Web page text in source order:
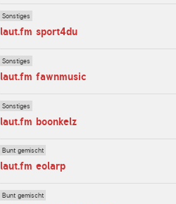
Sonstiges
laut.fm sport4du
Sonstiges
laut.fm fawnmusic
Sonstiges
laut.fm boonkelz
Bunt gemischt
laut.fm eolarp
Bunt gemischt